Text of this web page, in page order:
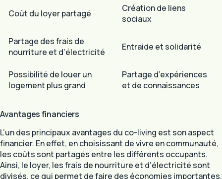
Coût du loyer partagé
Création de liens
sociaux
Partage des frais de
nourriture et d’électricité
Entraide et solidarité
Possibilité de louer un
logement plus grand
Partage d’expériences
et de connaissances
Avantages financiers
L’un des principaux avantages du co-living est son aspect
financier. En effet, en choisissant de vivre en communauté,
les coûts sont partagés entre les différents occupants.
Ainsi, le loyer, les frais de nourriture et d’électricité sont
divisés, ce qui permet de faire des économies importantes.